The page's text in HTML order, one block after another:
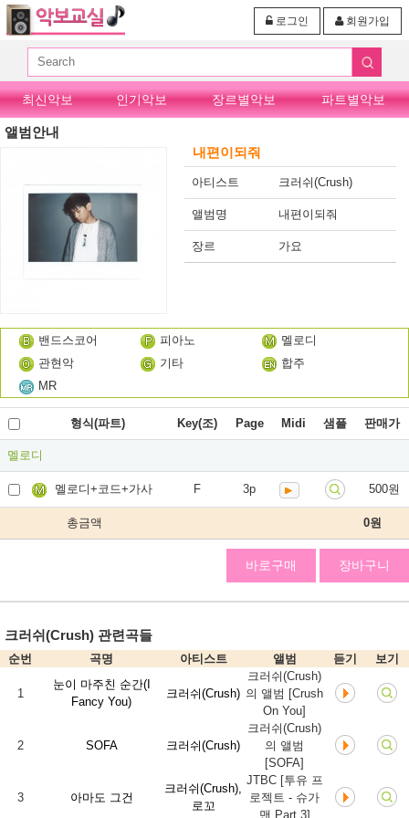
회원가입
로그인
최신악보 인기악보 장르별악보 파트별악보
앨범안내
내편이되줘
아티스트 크러쉬(Crush)
앨범명 내편이되줘
장르 가요
밴드스코어 피아노
멜로디
관현악
기타
합주
MR
형식(파트) Key(조) Page Midi 샘플 판매가
멜로디
멜로디+코드+가사 F 3p 500원
총금액 0원
바로구매 장바구니
크러쉬(Crush) 관련곡들
순번 곡명 아티스트 앨범 듣기 보기
1
눈이 마주친 순간(I
Fancy You)
크러쉬(Crush)
크러쉬(Crush)
의 앨범 [Crush
On You]
2 SOFA 크러쉬(Crush)
크러쉬(Crush)
의 앨범
[SOFA]
3 아마도 그건
크러쉬(Crush),
로꼬
JTBC [투유 프
로젝트 - 슈가
맨 Part.3]